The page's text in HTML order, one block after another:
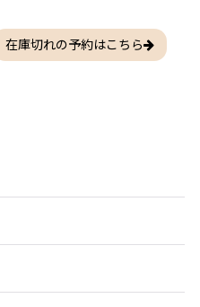
在庫切れの予約はこちら